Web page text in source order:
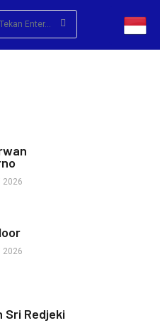
2026
2026
Sri Redjeki